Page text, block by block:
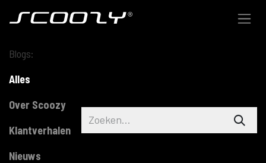
Blogs:
Alles
Over Scoozy
Klantverhalen
Nieuws